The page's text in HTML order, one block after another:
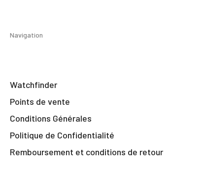
Navigation
Watchfinder
Points de vente
Conditions Générales
Politique de Confidentialité
Remboursement et conditions de retour